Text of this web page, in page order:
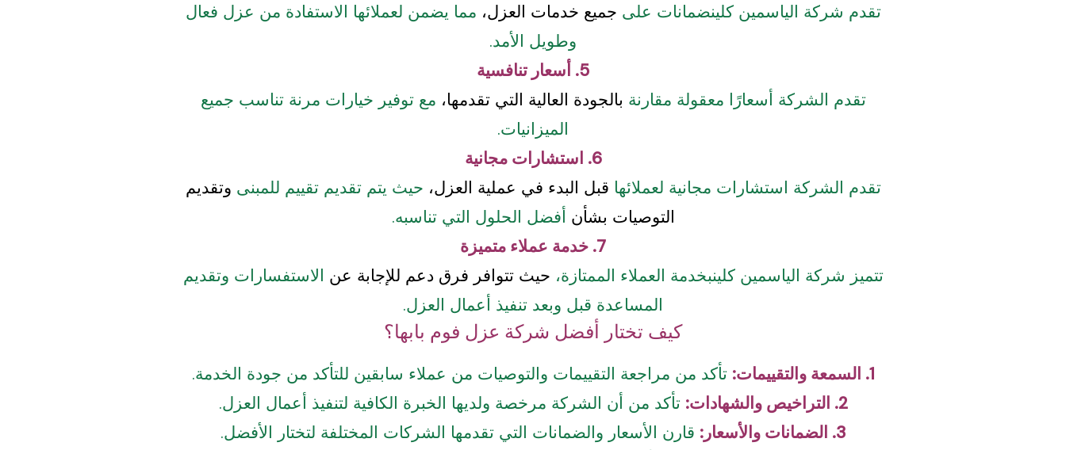
تقدم شركة الياسمين كلينضمانات على جميع خدمات العزل، مما يضمن لعملائها الاستفادة من عزل فعال
وطويل الأمد.
5. أسعار تنافسية
تقدم الشركة أسعارًا معقولة مقارنة بالجودة العالية التي تقدمها، مع توفير خيارات مرنة تناسب جميع
الميزانيات.
6. استشارات مجانية
تقدم الشركة استشارات مجانية لعملائها قبل البدء في عملية العزل، حيث يتم تقديم تقييم للمبنى وتقديم
التوصيات بشأن أفضل الحلول التي تناسبه.
7. خدمة عملاء متميزة
تتميز شركة الياسمين كلينبخدمة العملاء الممتازة، حيث تتوافر فرق دعم للإجابة عن الاستفسارات وتقديم
المساعدة قبل وبعد تنفيذ أعمال العزل.
كيف تختار أفضل شركة عزل فوم بابها؟
1. السمعة والتقييمات:
تأكد من مراجعة التقييمات والتوصيات من عملاء سابقين للتأكد من جودة الخدمة.
2. التراخيص والشهادات:
تأكد من أن الشركة مرخصة ولديها الخبرة الكافية لتنفيذ أعمال العزل.
3. الضمانات والأسعار:
قارن الأسعار والضمانات التي تقدمها الشركات المختلفة لتختار الأفضل.